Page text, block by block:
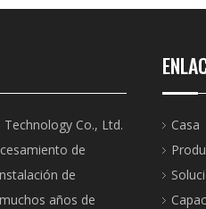
Co., Ltd.
de
de
años de
Casa